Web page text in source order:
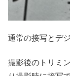
通常の接写とデ
撮影後のトリミ